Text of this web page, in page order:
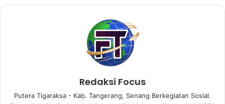
Redaksi Focus
Putera Tigaraksa - Kab. Tangerang, Senang Berkegiatan Sosial.